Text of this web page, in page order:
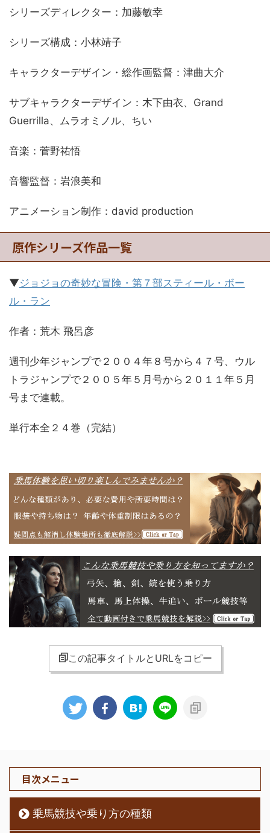
シリーズディレクター：加藤敏幸
シリーズ構成：小林靖子
キャラクターデザイン・総作画監督：津曲大介
サブキャラクターデザイン：木下由衣、Grand
Guerrilla、ムラオミノル、ちい
音楽：菅野祐悟
音響監督：岩浪美和
アニメーション制作：david production
原作シリーズ作品一覧
▼ジョジョの奇妙な冒険・第７部スティール・ボー
ル・ラン
作者：荒木 飛呂彦
週刊少年ジャンプで２００４年８号から４７号、ウル
トラジャンプで２００５年５月号から２０１１年５月
号まで連載。
単行本全２４巻（完結）
この記事タイトルとURLをコピー
目次メニュー
乗馬競技や乗り方の種類